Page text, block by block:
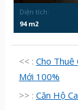
Diện tích:
94 m2
<< : Cho
Mới 100%
>> : Căn Hộ